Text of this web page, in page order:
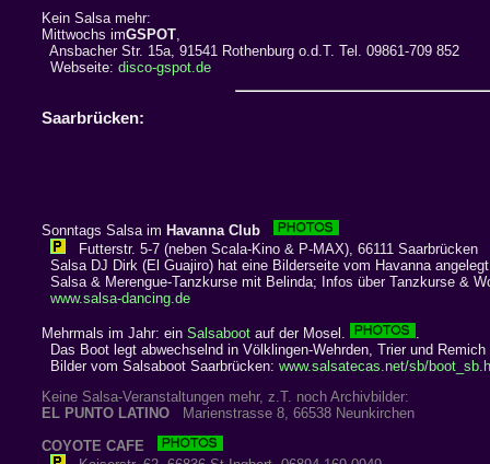
Kein Salsa mehr:
Mittwochs imGSPOT
Ansbacher Str. 15a, 91541 Rothenburg o.d.T. Tel. 09861-709 852
Webseite: disco-gspot.de
Saarbrücken:
Sonntags Salsa im Havanna Club
Futterstr. 5-7 (neben Scala-Kino & P-MAX), 66111 Saarbrücken
Salsa DJ Dirk (El Guajiro) hat eine Bilderseite vom Havanna
Salsa & Merengue-Tanzkurse mit Belinda; Infos über Tanzkurse &
www.salsa-dancing.de
Mehrmals im Jahr: ein Salsaboot auf der Mosel.
.
Das Boot legt abwechselnd in Völklingen-Wehrden, Trier und Remich
Bilder vom Salsaboot Saarbrücken: www.salsatecas.net/sb/
Keine Salsa-Veranstaltungen mehr, z.T. noch Archivbilder:
EL PUNTO LATINO Marienstrasse 8, 66538 Neunkirchen
COYOTE CAFE